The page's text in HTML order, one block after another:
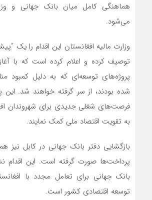
هماهنگی کامل میان بانک جهانی و
می‌شود.
وزارت مالیه افغانستان این اقدام را یک
توصیف کرده و اعلام کرده است که با
پروژه‌های توسعه‌ای که به دلیل کمبود
شده بودند، از سر گرفته خواهند شد. این
فرصت‌های شغلی جدیدی برای شهروندان
به تقویت اقتصاد ملی کمک نمایند.
بازگشایی دفتر بانک جهانی در کابل نیز
پرداخت‌ها صورت گرفته است. این اقدام
بانک جهانی برای تعامل مجدد با
توسعه اقتصادی کشور است.